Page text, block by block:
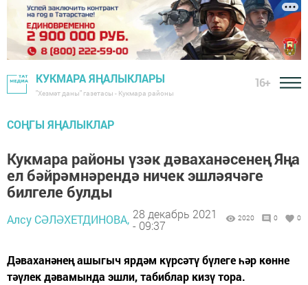
КУКМАРА ЯҢАЛЫКЛАРЫ
"Хезмәт даны" газетасы - Кукмара районы
16+
СОҢГЫ ЯҢАЛЫКЛАР
Кукмара районы үзәк дәваханәсенең Яңа
ел бәйрәмнәрендә ничек эшләячәге
билгеле булды
Алсу СӘЛӘХЕТДИНОВА, 28 декабрь 2021
- 09:37
2020 0 0
Дәваханәнең ашыгыч ярдәм күрсәтү бүлеге һәр көнне
тәүлек дәвамында эшли, табиблар кизү тора.